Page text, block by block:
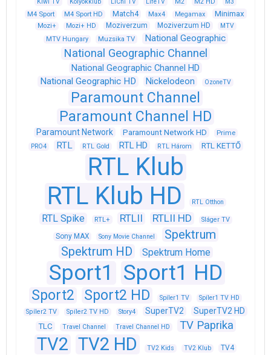
M4 Sport M4 Sport HD Match4 Max4 Megamax Minimax
Mozi+ Mozi+ HD Moziverzum Moziverzum HD
MTV
MTV Hungary
Muzsika TV National Geographic
National Geographic Channel
National Geographic Channel HD
National Geographic HD
Nickelodeon OzoneTV
Paramount Channel
Paramount Channel HD
Paramount Network Paramount Network HD Prime
PRO4 RTL RTL Gold RTL HD RTL Három RTL KETTŐ
RTL Klub
RTL Klub HD
RTL Otthon
RTL Spike RTL+ RTLII RTLII HD Sláger TV
Sony MAX Sony Movie Channel
Spektrum
Spektrum HD
Spektrum Home
Sport1 Sport1 HD
Sport2 Sport2 HD Spíler1 TV
Spíler1 TV HD
Spíler2 TV
Spíler2 TV HD Story4 SuperTV2 SuperTV2 HD
TLC Travel Channel Travel Channel HD TV Paprika
TV2 TV2 HD TV2 Kids TV2 Klub TV4